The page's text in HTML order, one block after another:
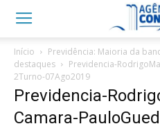
Início
Previdência: Maioria da
destaques
Previdencia-
2Turno-07Ago2019
Previdencia-
Camara-